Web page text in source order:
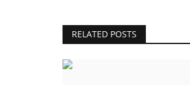
RELATED POSTS